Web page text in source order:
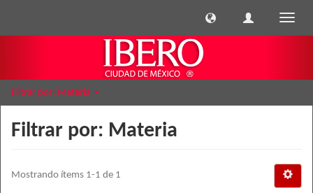
Filtrar por: Materia
Filtrar por: Materia
Mostrando ítems 1-1 de 1